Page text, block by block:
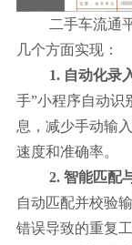
二手车流通
几个方面实现：
1. 自动化录
手”小程序自动识
息，减少手动输
速度和准确率。
2. 智能匹配
自动匹配并校验
错误导致的重复